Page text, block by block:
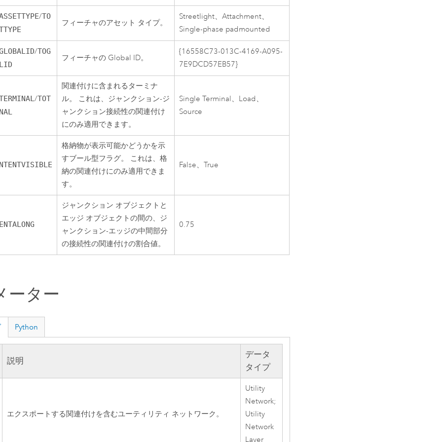
/TO
フィーチャのアセット タイプ。
Streetlight、Attachment、
Single-phase padmounted
/TOG
フィーチャの Global ID。
{16558C73-013C-4169-A095-
7E9DCD57EB57}
/TOT
関連付けに含まれるターミナ
ル。 これは、ジャンクション-ジ
ャンクション接続性の関連付け
にのみ適用できます。
Single Terminal、Load、
Source
格納物が表示可能かどうかを示
すブール型フラグ。 これは、格
納の関連付けにのみ適用できま
す。
False、True
ジャンクション オブジェクトと
エッジ オブジェクトの間の、ジ
ャンクション-エッジの中間部分
の接続性の関連付けの割合値。
0.75
ーター
Python
説明
データ
タイプ
エクスポートする関連付けを含むユーティリティ ネットワーク。
Utility
Network;
Utility
Network
Layer